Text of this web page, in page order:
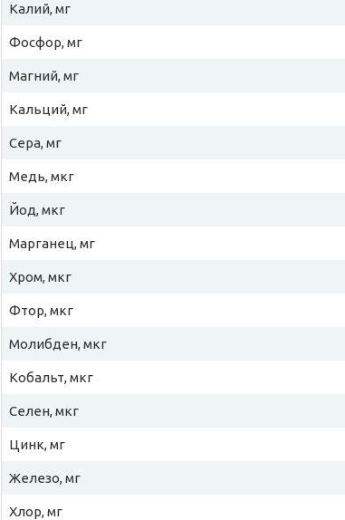
Калий, мг
Фосфор, мг
Магний, мг
Кальций, мг
Сера, мг
Медь, мкг
Йод, мкг
Марганец, мг
Хром, мкг
Фтор, мкг
Молибден, мкг
Кобальт, мкг
Селен, мкг
Цинк, мг
Железо, мг
Хлор, мг